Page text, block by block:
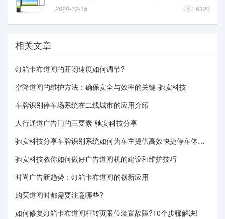
2020-12-15 6320
相关文章
灯箱卡布道闸的开闭速度如何调节?
空降道闸的维护方法：确保安全与效率的关键-驰安科技
车牌识别停车场系统在二线城市的应用介绍
人行通道广告门的三要素-驰安科技分享
驰安科技分享车牌识别系统如何为车主提供高效快捷停车体检感
驰安科技教你如何做好广告道闸机的建设和维护技巧
时尚广告新趋势：灯箱卡布道闸的创新应用
购买道闸时都需要注意哪些?
如何修复灯箱卡布道闸杆转页限位装置故障?10个步骤解决!